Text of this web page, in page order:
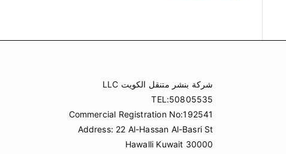
شركة بنشر متنقل الكويت LLC
TEL:50805535
Commercial Registration No:192541
Address: 22 Al-Hassan Al-Basri St
Hawalli Kuwait 30000